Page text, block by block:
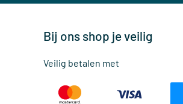
Bij ons shop je veilig
Veilig betalen met